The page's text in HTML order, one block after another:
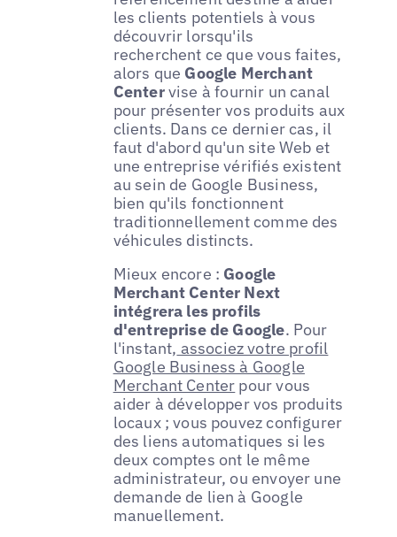
les clients potentiels à vous
découvrir lorsqu'ils
recherchent ce que vous faites,
alors que Google Merchant
Centervise à fournir un canal
pour présenter vos produits aux
clients. Dans ce dernier cas, il
faut d'abord qu'un site Web et
une entreprise vérifiés existent
au sein de Google Business,
bien qu'ils fonctionnent
traditionnellement comme des
véhicules distincts.
Mieux encore : Google
Merchant Center Next
intégrera les profils
d'entreprise de Google. Pour
l'instant, associez votre profil
Google Business à Google
Merchant Center pour vous
aider à développer vos produits
locaux ; vous pouvez configurer
des liens automatiques si les
deux comptes ont le même
administrateur, ou envoyer une
demande de lien à Google
manuellement.